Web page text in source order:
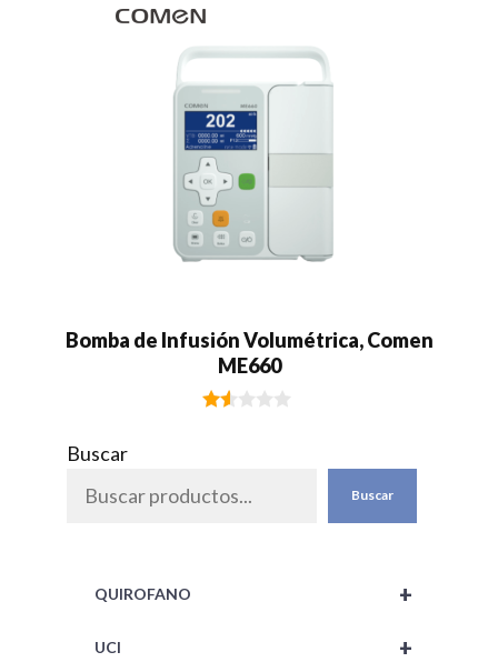
Bomba de Infusión Volumétrica, Comen
ME660
Buscar
Buscar
+
QUIROFANO
+
UCI